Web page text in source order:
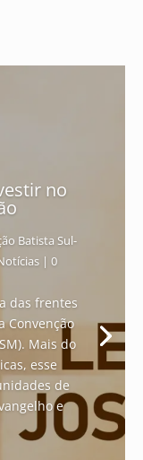
no
Batista Sul-
| 0
das frentes
Convenção
Mais do
esse
de
e